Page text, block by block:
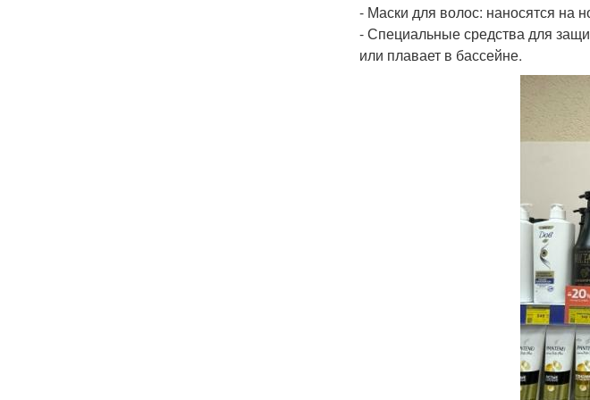
- Маски для волос: наносятся на
- Специальные средства для
или плавает в бассейне.